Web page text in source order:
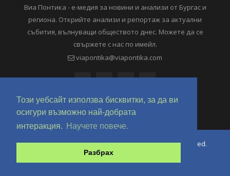
Този уебсайт използва бисквитки, за да ви
осигури възможно най-добрата
интеракция.
Научете повече.
Разбрах
Виа Понтика - е-медия за новини и анализи от Бургас и
региона. Открийте анализи и репортаж за актуални
събития, вълнуващи обществото днес. Можете да се
свържете с нас по имейл.
viapontika@viapontika.com
Copyright © 2018-2024 ViaPontika.com. All Rights Reserved.
Development @ OverHertz Ltd